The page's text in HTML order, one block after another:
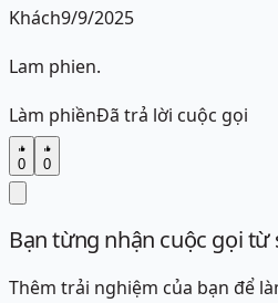
Khách9/9/2025
Lam phien.
Làm phiềnĐã trả lời cuộc gọi
0 0
Bạn từng nhận cuộc gọi từ
Thêm trải nghiệm của bạn để